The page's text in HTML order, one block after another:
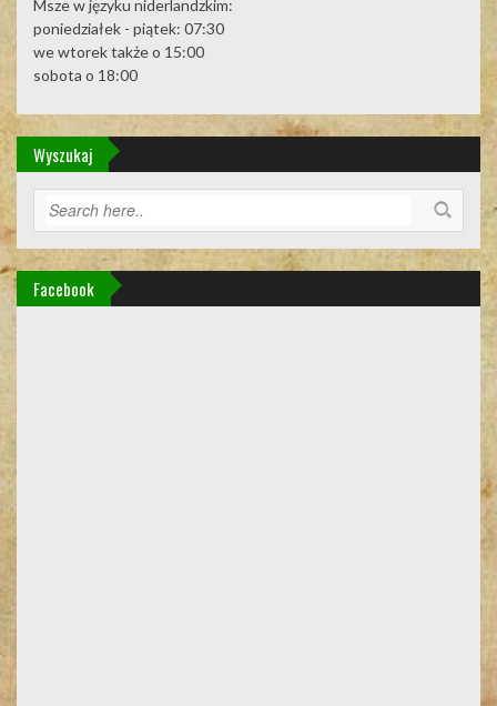
Msze w języku niderlandzkim:
poniedziałek - piątek: 07:30
we wtorek także o 15:00
sobota o 18:00
Wyszukaj
Facebook